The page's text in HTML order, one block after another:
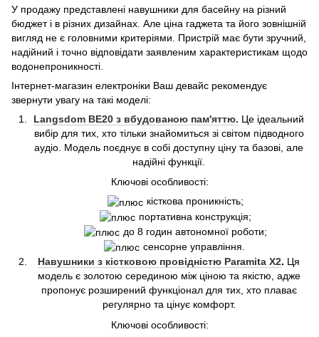
У продажу представлені навушники для басейну на різний
бюджет і в різних дизайнах. Але ціна гаджета та його зовнішній
вигляд не є головними критеріями. Пристрій має бути зручний,
надійний і точно відповідати заявленим характеристикам щодо
водонепроникності.
Інтернет-магазин електроніки Ваш девайс рекомендує
звернути увагу на такі моделі:
Langsdom BE20 з вбудованою пам'яттю. Це ідеальний
вибір для тих, хто тільки знайомиться зі світом підводного
аудіо. Модель поєднує в собі доступну ціну та базові, але
надійні функції.
Ключові особливості:
кісткова проникність;
портативна конструкція;
до 8 годин автономної роботи;
сенсорне управління.
Навушники з кістковою провідністю Paramita X2. Ця
модель є золотою серединою між ціною та якістю, адже
пропонує розширений функціонал для тих, хто плаває
регулярно та цінує комфорт.
Ключові особливості: